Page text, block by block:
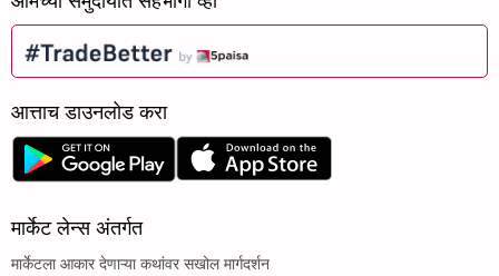
आत्ताच डाउनलोड करा
मार्केट लेन्स अंतर्गत
मार्केटला आकार देणाऱ्या कथांवर सखोल मार्गदर्शन